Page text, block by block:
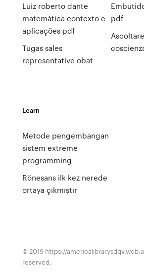
Luiz roberto dante
matemática contexto e
aplicações pdf
Tugas sales
representative obat
pdf
Learn
Metode pengembangan
sistem extreme
programming
Rönesans ilk kez nerede
ortaya çıkmıştır
© 2019 https://
reserved.